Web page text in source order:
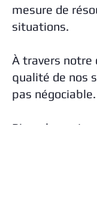
mesure de
situations.
À travers notre
qualité de nos
pas négociable.
Bien plus